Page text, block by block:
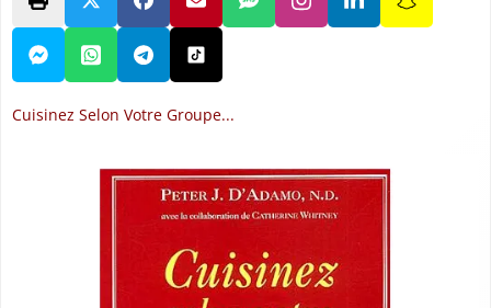
Cuisinez Selon Votre Groupe...